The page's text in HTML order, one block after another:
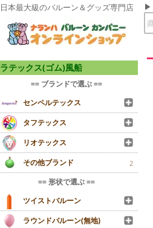
日本最大級のバルーン＆グッズ専門店
ラテックス(ゴム)風船
== ブランドで選ぶ ==
センペルテックス
タフテックス
リオテックス
その他ブランド
2
== 形状で選ぶ ==
ツイストバルーン
ラウンドバルーン(無地)